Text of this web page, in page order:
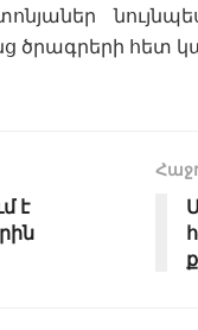
ծրագրերի հետ
է